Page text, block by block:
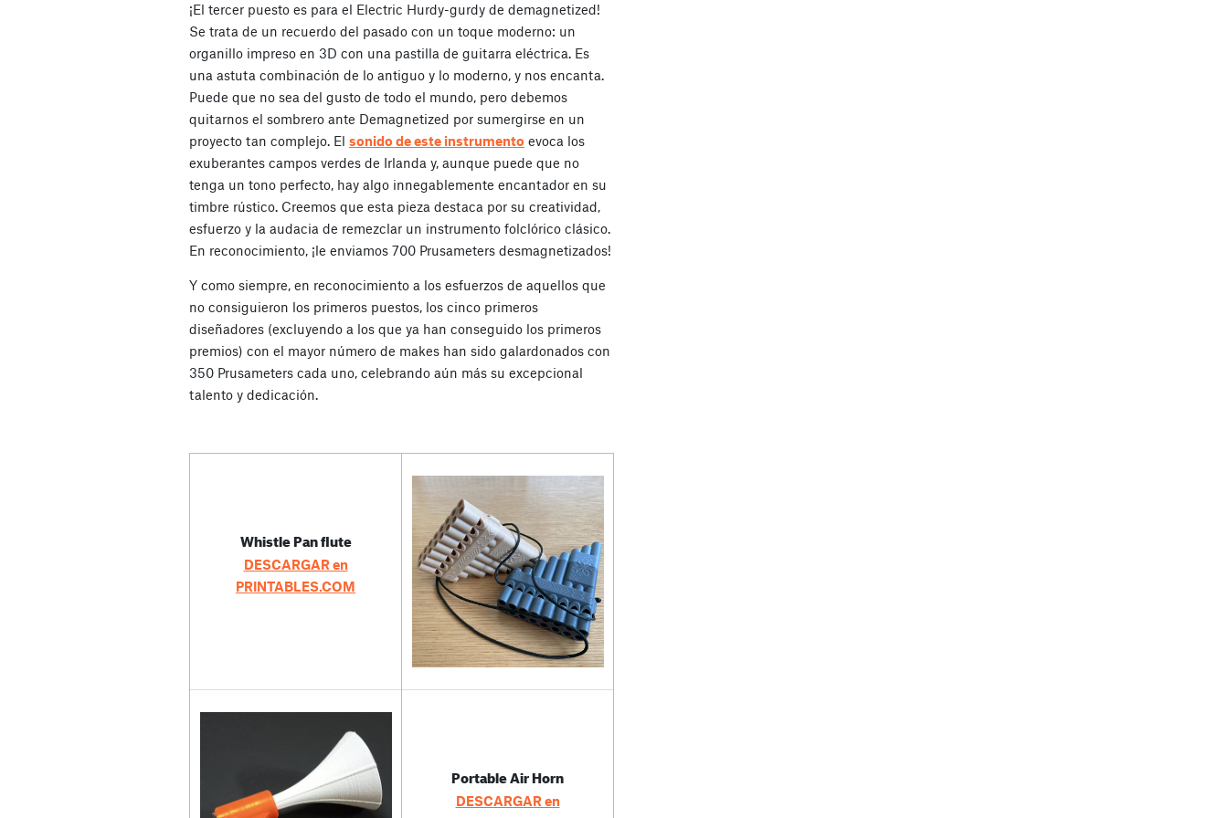
¡El tercer puesto es para el Electric Hurdy-gurdy de demagnetized!
Se trata de un recuerdo del pasado con un toque moderno: un
organillo impreso en 3D con una pastilla de guitarra eléctrica. Es
una astuta combinación de lo antiguo y lo moderno, y nos encanta.
Puede que no sea del gusto de todo el mundo, pero debemos
quitarnos el sombrero ante Demagnetized por sumergirse en un
proyecto tan complejo. El sonido de este instrumento evoca los
exuberantes campos verdes de Irlanda y, aunque puede que no
tenga un tono perfecto, hay algo innegablemente encantador en su
timbre rústico. Creemos que esta pieza destaca por su creatividad,
esfuerzo y la audacia de remezclar un instrumento folclórico clásico.
En reconocimiento, ¡le enviamos 700 Prusameters desmagnetizados!
Y como siempre, en reconocimiento a los esfuerzos de aquellos que
no consiguieron los primeros puestos, los cinco primeros
diseñadores (excluyendo a los que ya han conseguido los primeros
premios) con el mayor número de makes han sido galardonados con
350 Prusameters cada uno, celebrando aún más su excepcional
talento y dedicación.
Whistle Pan flute
DESCARGAR en
PRINTABLES.COM
Portable Air Horn
DESCARGAR en